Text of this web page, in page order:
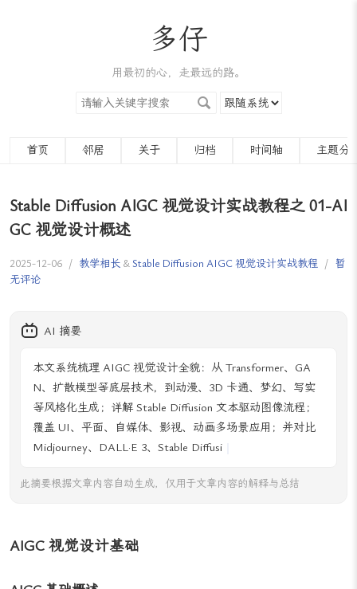
多仔
用最初的心，走最远的路。
首页 邻居 关于 归档 时间轴 主题分
Stable Diffusion AIGC 视觉设计实战教程之 01-AI
GC 视觉设计概述
2025-12-06 / 教学相长 & Stable Diffusion AIGC 视觉设计实战教程 / 暂
无评论
AI 摘要
本文系统梳理 AIGC 视觉设计全貌：从 Transformer、GA
N、扩散模型等底层技术，到动漫、3D 卡通、梦幻、写实
等风格化生成；详解 Stable Diffusion 文本驱动图像流程；
覆盖 UI、平面、自媒体、影视、动画多场景应用；并对比
Midjourney、DALL·E 3、Stable Diffusion、Adobe Firefly、